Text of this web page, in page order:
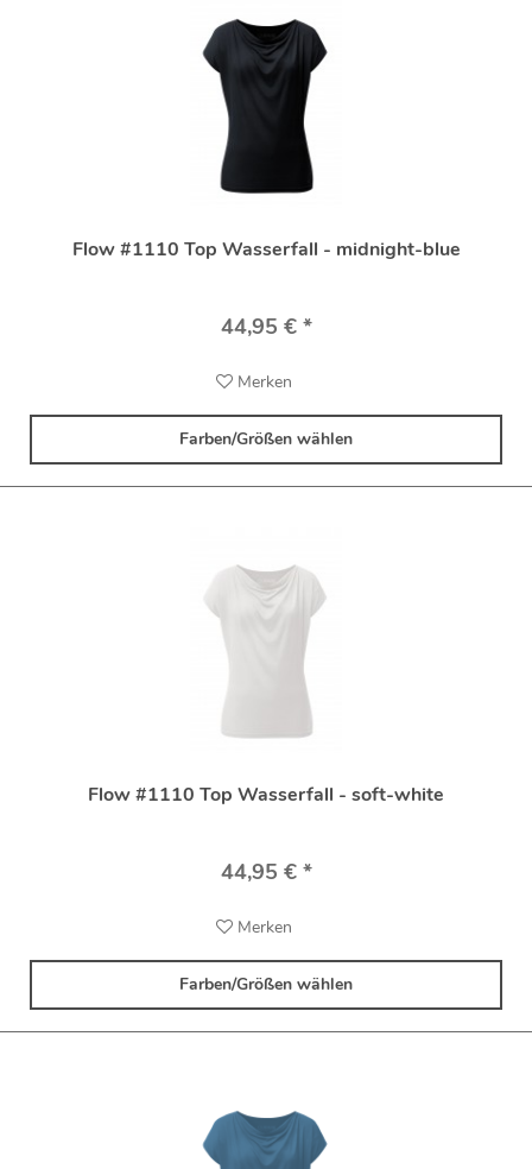
Flow #1110 Top Wasserfall - midnight-blue
44,95 € *
Merken
Farben/Größen wählen
Flow #1110 Top Wasserfall - soft-white
44,95 € *
Merken
Farben/Größen wählen